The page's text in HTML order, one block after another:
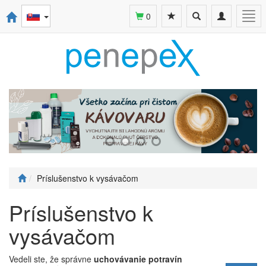
Toggle
navigation
Toggle
search
0
Príslušenstvo k vysávačom
Príslušenstvo k
vysávačom
Vedeli ste, že správne uchovávanie potravín